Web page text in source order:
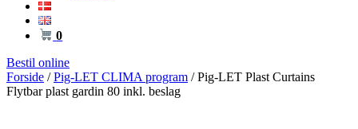
0
Bestil online
Forside /Pig-LET CLIMA program / Pig-LET Plast Curtains
Flytbar plast gardin 80 inkl. beslag